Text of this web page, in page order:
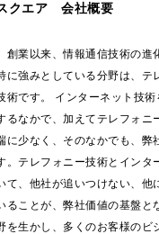
クエア 会社概要
創業以来、情報通信技術の進
に強みとしている分野は、テ
術です。 インターネット技
るなかで、加えてテレフォニ
に少なく、そのなかでも、弊
。テレフォニー技術とインタ
て、他社が追いつけない、他
ることが、弊社価値の基盤と
を生かし、多くのお客様のビ